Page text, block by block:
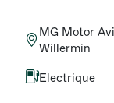
MG Motor
Willermin
Electrique